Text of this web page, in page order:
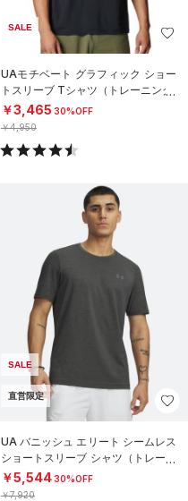
SALE
UAモチベート グラフィック ショー
トスリーブ Tシャツ（トレーニング/
MEN）
￥3,465 30%OFF
￥4,950
SALE
直営限定
UA バニッシュ エリート シームレス
ショートスリーブ シャツ（トレーニ
ング/MEN）
￥5,54430%OFF
￥7,920